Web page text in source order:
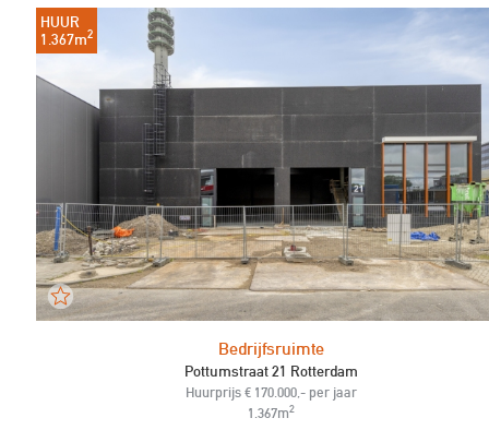
HUUR
1.367m2
Bedrijfsruimte
Pottumstraat 21 Rotterdam
Huurprijs € 170.000,- per jaar
1.367m2